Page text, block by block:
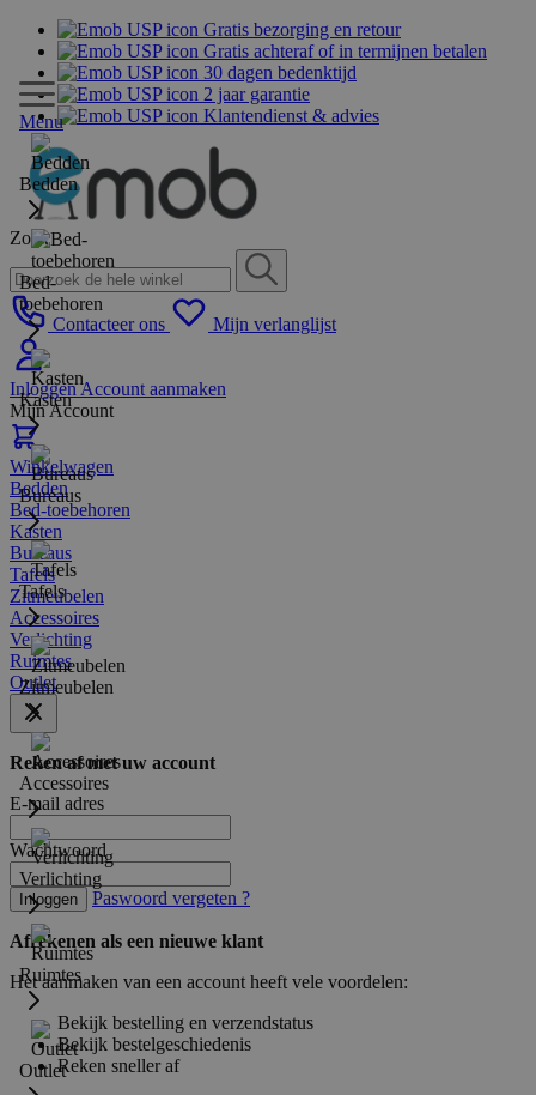
Gratis bezorging en retour
Gratis achteraf of in termijnen betalen
30 dagen bedenktijd
2 jaar garantie
Klantendienst & advies
Zoek
Contacteer ons Mijn verlanglijst
InloggenAccount aanmaken
Mijn Account
Winkelwagen
Menu
Bedden
Bed-
toebehoren
Kasten
Bureaus
Tafels
Zitmeubelen
Accessoires
Verlichting
Ruimtes
Outlet
Bedden
Bed-toebehoren
Kasten
Bureaus
Tafels
Zitmeubelen
Accessoires
Verlichting
Ruimtes
Outlet
Reken af met uw account
E-mail adres
Wachtwoord
Inloggen Paswoord vergeten ?
Afrekenen als een nieuwe klant
Het aanmaken van een account heeft vele voordelen:
Bekijk bestelling en verzendstatus
Bekijk bestelgeschiedenis
Reken sneller af